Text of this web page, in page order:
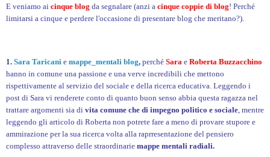
E veniamo ai cinque blog da segnalare (anzi a cinque coppie di blog! Perché
limitarsi a cinque e perdere l'occasione di presentare blog che meritano?).
1. Sara Taricani e mappe_mentali blog, perché Sara e Roberta Buzzacchino
hanno in comune una passione e una verve incredibili che mettono
rispettivamente al servizio del sociale e della ricerca educativa. Leggendo i
post di Sara vi renderete conto di quanto buon senso abbia questa ragazza nel
trattare argomenti sia di vita comune che di impegno politico e sociale , mentre
leggendo gli articolo di Roberta non potrete fare a meno di provare stupore e
ammirazione per la sua ricerca volta alla raprresentazione del pensiero
complesso attraverso delle straordinarie mappe mentali radiali.